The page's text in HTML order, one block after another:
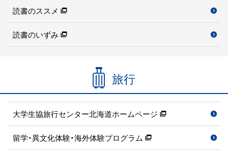
読書のススメ
読書のいずみ
旅行
大学生協旅行センター北海道ホームページ
留学・異文化体験・海外体験プログラム